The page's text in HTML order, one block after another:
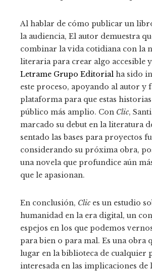
Al hablar de cómo publicar un
la audiencia, El autor demuestra
combinar la vida cotidiana con la
literaria para crear algo accesible
Letrame Grupo Editorial ha sido
este proceso, apoyando al autor y
plataforma para que estas
público más amplio. Con Clic,
marcado su debut en la literatura
sentado las bases para proyectos
considerando su próxima obra,
una novela que profundice aún
que le apasionan.
En conclusión, Clic es un estudio
humanidad en la era digital, un
espejos en los que podemos
para bien o para mal. Es una obra
lugar en la biblioteca de cualquier
interesada en las implicaciones de